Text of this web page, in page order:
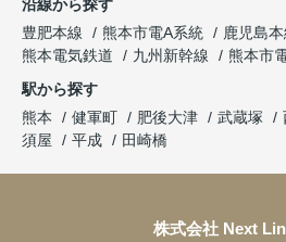
沿線から探す
豊肥本線
熊本市電A系統 鹿児島本
熊本電気鉄道
九州新幹線
熊本市
駅から探す
熊本
健軍町 肥後大津 武蔵塚
須屋
平成 田崎橋
株式会社 Next